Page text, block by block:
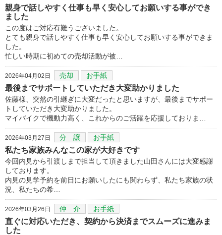
親身で話しやすく仕事も早く安心してお願いする事ができ
ました
この度はご対応有難うございました。
とても親身で話しやすく仕事も早く安心してお願いする事ができま
した。
忙しい時期に初めての売却活動が被…
2026年04月02日 売却 お手紙
最後までサポートしていただき大変助かりました
佐藤様、突然の引継ぎに大変だったと思いますが、最後までサポー
トしていただき大変助かりました。
マイバイクで機動力高く、これからのご活躍を応援しておりま…
2026年03月27日 分 譲 お手紙
私たち家族みんなこの家が大好きです
今回内見から引渡しまで担当して頂きました山田さんには大変感謝
しております。
内見の見学予約を前日にお願いしたにも関わらず、私たち家族の状
況、私たちの希…
2026年03月26日 仲 介 お手紙
直ぐに対応いただき、契約から決済までスムーズに進みま
した